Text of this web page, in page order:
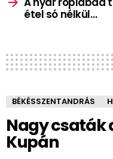
étel só nélkül…
BÉKÉSSZENTANDRÁS
Nagy csaták
Kupán